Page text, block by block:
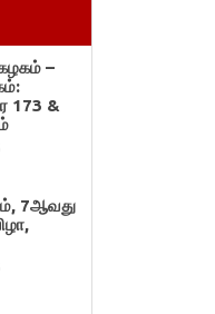
–
173 &
7ஆவது